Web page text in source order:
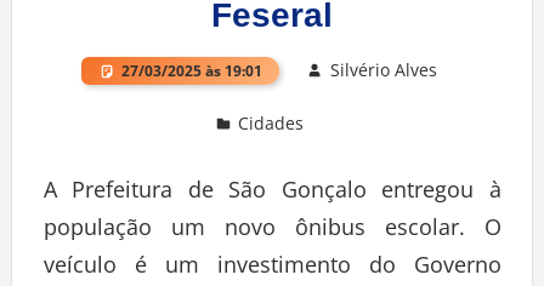
Feseral
27/03/2025 às 19:01 Silvério Alves
Cidades
A Prefeitura de São Gonçalo entregou à
população um novo ônibus escolar. O
veículo é um investimento do Governo